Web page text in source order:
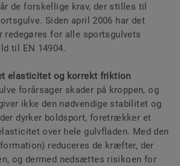
de forskellige krav, der stilles til
Siden april 2006 har det
redegøres for alle sportsgulvets
til EN 14904.
elasticitet og korrekt friktion
forårsager skader på kroppen, og
ikke den nødvendige stabilitet og
dyrker boldsport, foretrækker et
over hele gulvfladen. Med den
reduceres de kræfter, der
og dermed nedsættes risikoen for